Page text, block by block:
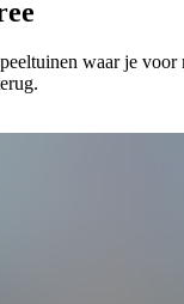
waar je voor